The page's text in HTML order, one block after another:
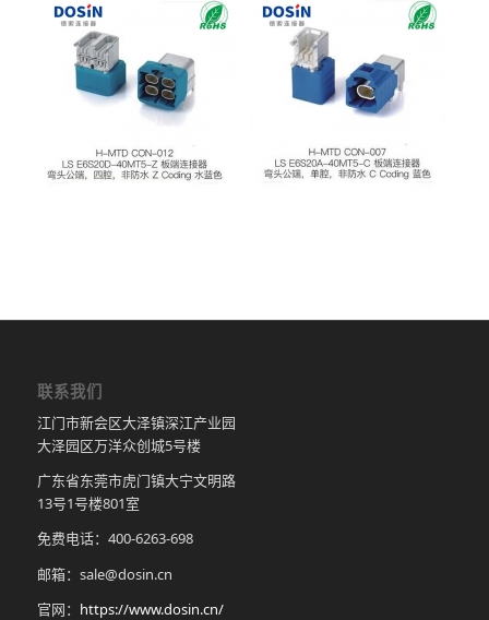
联系我们
江门市新会区大泽镇深江产业园
大泽园区万洋众创城5号楼
广东省东莞市虎门镇大宁文明路
13号1号楼801室
免费电话：400-6263-698
邮箱：sale@dosin.cn
官网： https://www.dosin.cn/